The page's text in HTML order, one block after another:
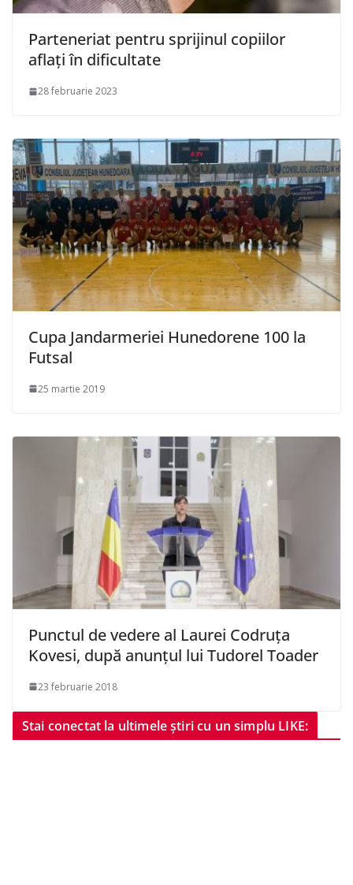
Parteneriat pentru sprijinul copiilor
aflați în dificultate
28 februarie 2023
Cupa Jandarmeriei Hunedorene 100 la
Futsal
25 martie 2019
Punctul de vedere al Laurei Codruța
Kovesi, după anunțul lui Tudorel Toader
23 februarie 2018
Stai conectat la ultimele știri cu un simplu LIKE: